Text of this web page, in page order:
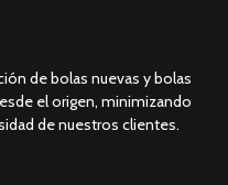
de bolas nuevas y bolas
el origen, minimizando
de nuestros clientes.